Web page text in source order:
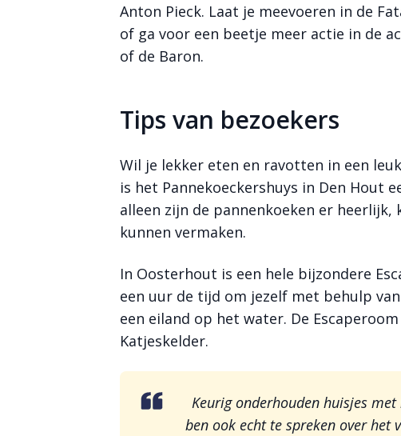
Anton Pieck. Laat je meevoeren in de
of ga voor een beetje meer actie in de
of de Baron.
Tips van bezoekers
Wil je lekker eten en ravotten in een
is het Pannekoeckershuys in Den Hout
alleen zijn de pannenkoeken er heerlijk,
kunnen vermaken.
In Oosterhout is een hele bijzondere
een uur de tijd om jezelf met behulp
een eiland op het water. De
Katjeskelder.
Keurig onderhouden huisjes
ben ook echt te spreken over het